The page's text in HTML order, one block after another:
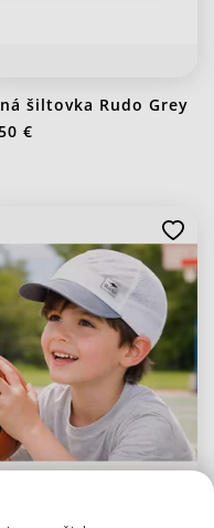
šiltovka Rudo Grey
€